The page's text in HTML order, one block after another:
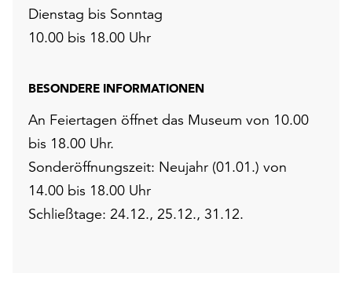
Dienstag bis Sonntag
10.00 bis 18.00 Uhr
BESONDERE INFORMATIONEN
An Feiertagen öffnet das Museum von 10.00
bis 18.00 Uhr.
Sonderöffnungszeit: Neujahr (01.01.) von
14.00 bis 18.00 Uhr
Schließtage: 24.12., 25.12., 31.12.